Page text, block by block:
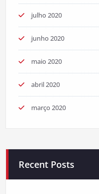
julho 2020
junho 2020
maio 2020
abril 2020
março 2020
Recent Posts